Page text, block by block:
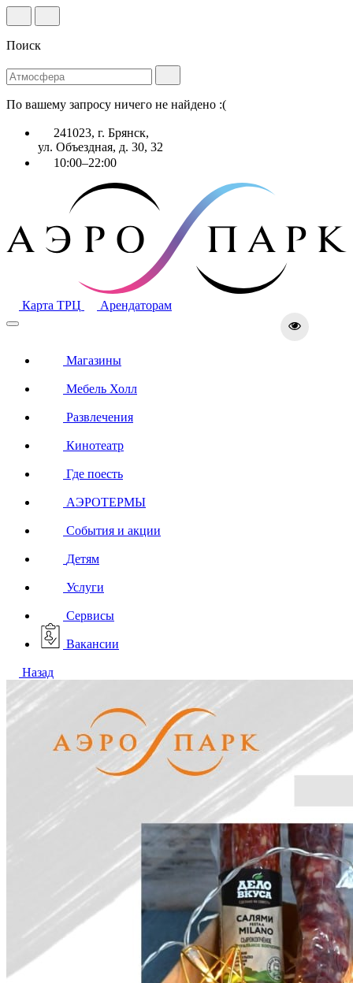
Поиск
По вашему запросу ничего не найдено :(
241023, г. Брянск,
ул. Объездная, д. 30, 32
10:00–22:00
Карта ТРЦ Арендаторам
Магазины
Мебель Холл
Развлечения
Кинотеатр
Где поесть
АЭРОТЕРМЫ
События и акции
Детям
Услуги
Сервисы
Вакансии
Назад